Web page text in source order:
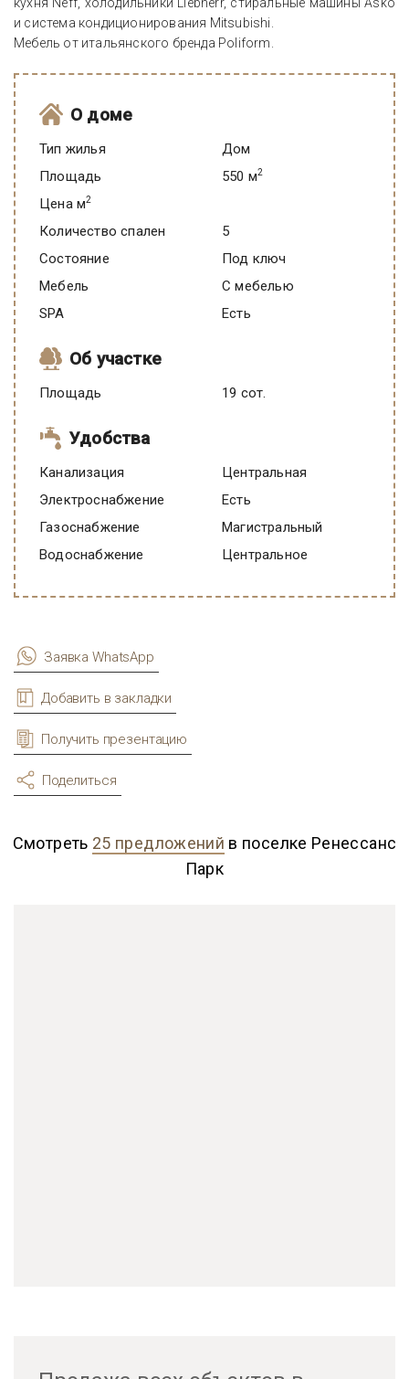
и система кондиционирования Mitsubishi.
Мебель от итальянского бренда Poliform.
О доме
Тип жилья
Дом
Площадь
550 м2
Цена м2
Количество спален
5
Состояние
под ключ
Мебель
C мебелью
SPA
есть
Об участке
Площадь 19 сот.
Удобства
Канализация
Центральная
Электроснабжение
есть
Газоснабжение
Магистральный
Водоснабжение
Центральное
Заявка WhatsApp
Добавить в закладки
Получить презентацию
Поделиться
Смотреть 25 предложений в поселке Ренессанс
Парк